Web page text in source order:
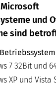
und
sind
7 32Bit und
XP und Vista